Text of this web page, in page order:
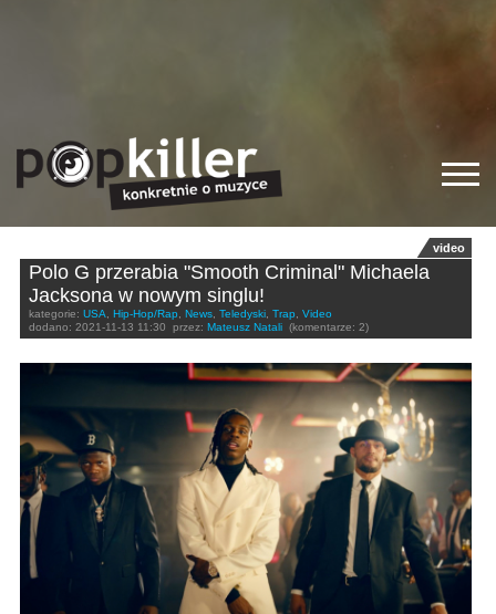
video
Polo G przerabia "Smooth Criminal" Michaela
Jacksona w nowym singlu!
kategorie: USA, Hip-Hop/Rap, News, Teledyski, Trap, Video
dodano: 2021-11-13 11:30 przez: Mateusz Natali (komentarze: 2)